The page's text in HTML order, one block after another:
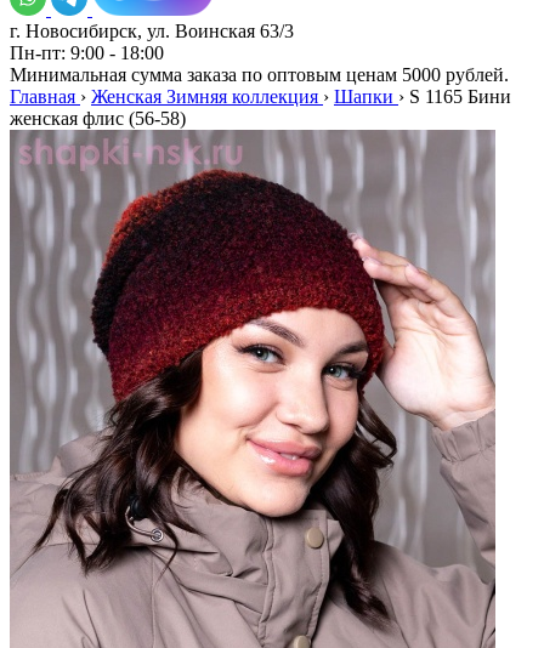
г. Новосибирск, ул. Воинская 63/3
Пн-пт: 9:00 - 18:00
Минимальная сумма заказа по оптовым ценам 5000 рублей.
Главная › Женская Зимняя коллекция › Шапки › S 1165 Бини
женская флис (56-58)